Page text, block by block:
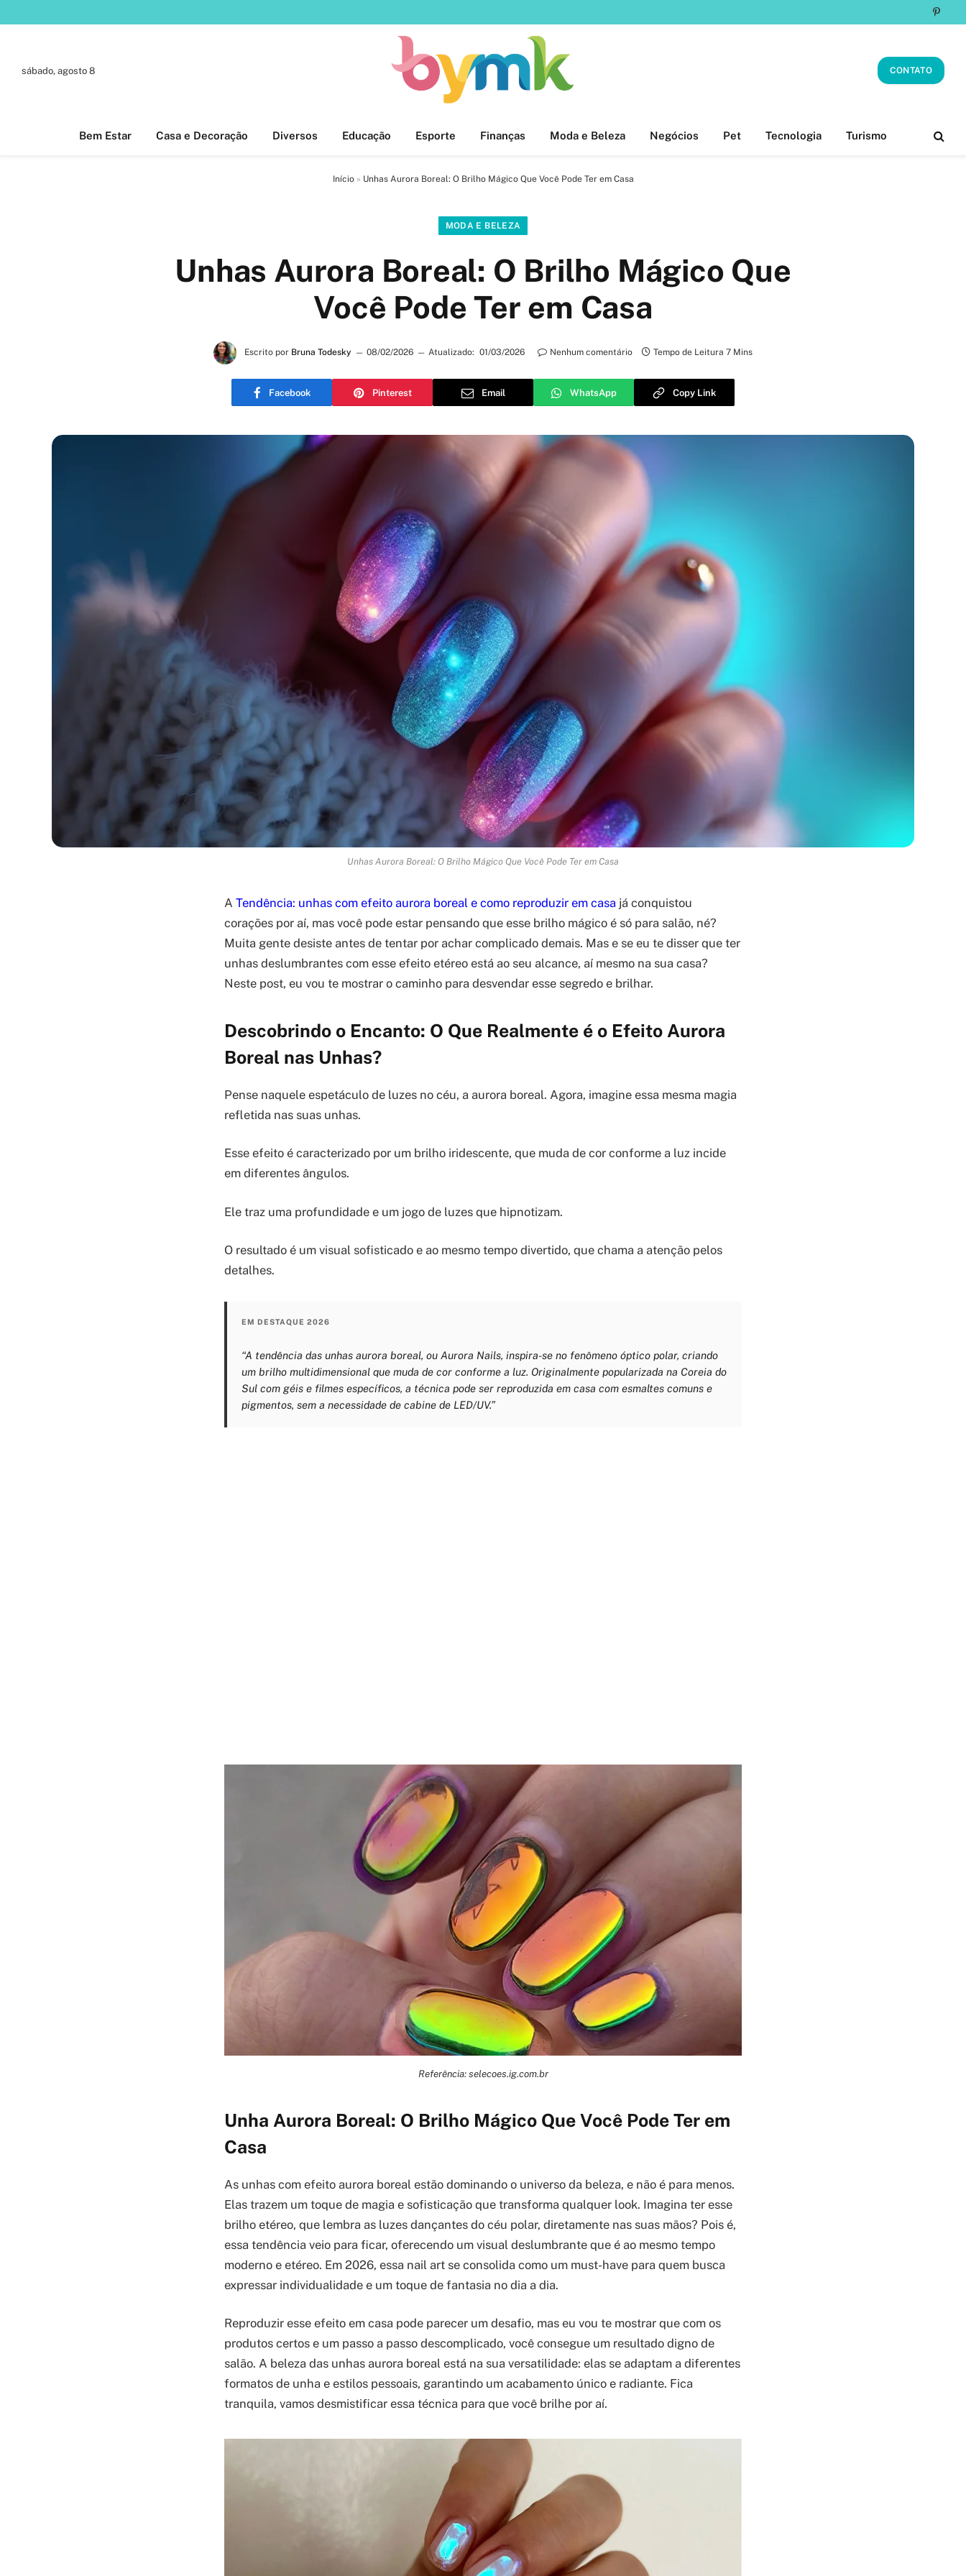
sábado, agosto 8 CONTATO
Bem Estar Casa e Decoração Diversos Educação Esporte Finanças Moda e Beleza Negócios Pet Tecnologia Turismo
Início» Unhas Aurora Boreal: O Brilho Mágico Que Você Pode Ter em Casa
MODA E BELEZA
Unhas Aurora Boreal: O Brilho Mágico Que
Você Pode Ter em Casa
Escrito por Bruna Todesky 08/02/2026 Atualizado: 01/03/2026 Nenhum comentário Tempo de Leitura 7 Mins
Facebook Pinterest Email WhatsApp Copy Link
Unhas Aurora Boreal: O Brilho Mágico Que Você Pode Ter em Casa
A Tendência: unhas com efeito aurora boreal e como reproduzir em casa já conquistou
corações por aí, mas você pode estar pensando que esse brilho mágico é só para salão, né?
Muita gente desiste antes de tentar por achar complicado demais. Mas e se eu te disser que ter
unhas deslumbrantes com esse efeito etéreo está ao seu alcance, aí mesmo na sua casa?
Neste post, eu vou te mostrar o caminho para desvendar esse segredo e brilhar.
Descobrindo o Encanto: O Que Realmente é o Efeito Aurora
Boreal nas Unhas?
Pense naquele espetáculo de luzes no céu, a aurora boreal. Agora, imagine essa mesma magia
refletida nas suas unhas.
Esse efeito é caracterizado por um brilho iridescente, que muda de cor conforme a luz incide
em diferentes ângulos.
Ele traz uma profundidade e um jogo de luzes que hipnotizam.
O resultado é um visual sofisticado e ao mesmo tempo divertido, que chama a atenção pelos
detalhes.
EM DESTAQUE 2026
“A tendência das unhas aurora boreal, ou Aurora Nails, inspira-se no fenômeno óptico polar, criando
um brilho multidimensional que muda de cor conforme a luz. Originalmente popularizada na Coreia do
Sul com géis e filmes específicos, a técnica pode ser reproduzida em casa com esmaltes comuns e
pigmentos, sem a necessidade de cabine de LED/UV.”
Referência: selecoes.ig.com.br
Unha Aurora Boreal: O Brilho Mágico Que Você Pode Ter em
Casa
As unhas com efeito aurora boreal estão dominando o universo da beleza, e não é para menos.
Elas trazem um toque de magia e sofisticação que transforma qualquer look. Imagina ter esse
brilho etéreo, que lembra as luzes dançantes do céu polar, diretamente nas suas mãos? Pois é,
essa tendência veio para ficar, oferecendo um visual deslumbrante que é ao mesmo tempo
moderno e etéreo. Em 2026, essa nail art se consolida como um must-have para quem busca
expressar individualidade e um toque de fantasia no dia a dia.
Reproduzir esse efeito em casa pode parecer um desafio, mas eu vou te mostrar que com os
produtos certos e um passo a passo descomplicado, você consegue um resultado digno de
salão. A beleza das unhas aurora boreal está na sua versatilidade: elas se adaptam a diferentes
formatos de unha e estilos pessoais, garantindo um acabamento único e radiante. Fica
tranquila, vamos desmistificar essa técnica para que você brilhe por aí.